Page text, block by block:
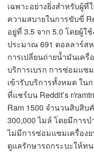
เฉพาะอย่างยิ่งสำหรับผู้
ความสบายในการขับขี่
อยู่ที่ 3.5 จาก 5.0 โดยผู้ใ
ประมาณ 691 ดอลลาร์ส
การเปลี่ยนถ่ายน้ำมันเครื่
บริการเบรก การซ่อมแซ
เข้ารับบริการทั้งหมด ใน
ที่แชร์บน Reddit’s r/
Ram 1500 จำนวนสิบสิบ
300,000 ไมล์ โดยมีการ
ไม่มีการซ่อมแซมเครื่อง
ดูแลรักษารถกระบะให้ท